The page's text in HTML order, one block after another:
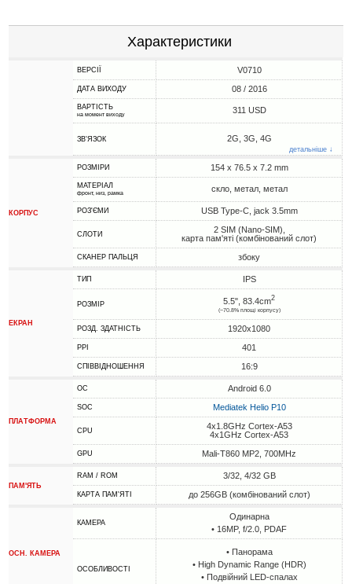
Характеристики
ВЕРСІЇ V0710
ДАТА ВИХОДУ 08 / 2016
ВАРТІСТЬ
на момент виходу 311 USD
ЗВ'ЯЗОК 2G, 3G, 4G
детальніше ↓
КОРПУС
РОЗМІРИ 154 x 76.5 x 7.2 mm
МАТЕРІАЛ
фронт, низ, рамка скло, метал, метал
РОЗ'ЄМИ USB Type-C, jack 3.5mm
СЛОТИ
2 SIM (Nano-SIM),
карта пам'яті (комбінований слот)
СКАНЕР ПАЛЬЦЯ збоку
ЕКРАН
ТИП IPS
РОЗМІР 5.5", 83.4cm2
(~70.8% площі корпусу)
РОЗД. ЗДАТНІСТЬ 1920x1080
PPI 401
СПІВВІДНОШЕННЯ 16:9
ПЛАТФОРМА
ОС Android 6.0
SOC Mediatek Helio P10
CPU
4x1.8GHz Cortex-A53
4x1GHz Cortex-A53
GPU Mali-T860 MP2, 700MHz
ПАМ'ЯТЬ
RAM / ROM 3/32, 4/32 GB
КАРТА ПАМ'ЯТІ до 256GB (комбінований слот)
ОСН. КАМЕРА
КАМЕРА
Одинарна
• 16MP, f/2.0, PDAF
ОСОБЛИВОСТІ
• Панорама
• High Dynamic Range (HDR)
• Подвійний LED-спалах